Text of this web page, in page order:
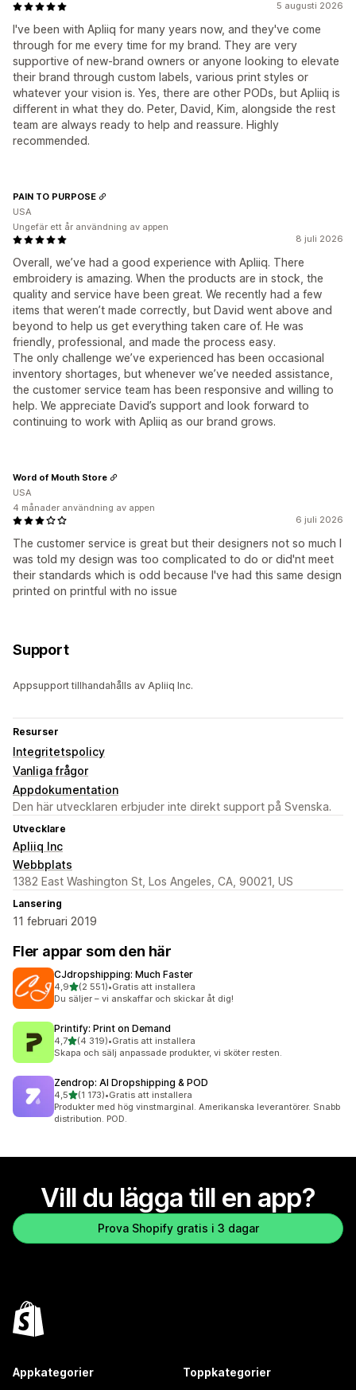
5 augusti 2026
I've been with Apliiq for many years now, and they've come
through for me every time for my brand. They are very
supportive of new-brand owners or anyone looking to elevate
their brand through custom labels, various print styles or
whatever your vision is. Yes, there are other PODs, but Apliiq is
different in what they do. Peter, David, Kim, alongside the rest
team are always ready to help and reassure. Highly
recommended.
8 juli 2026
Overall, we’ve had a good experience with Apliiq. There
embroidery is amazing. When the products are in stock, the
quality and service have been great. We recently had a few
items that weren’t made correctly, but David went above and
beyond to help us get everything taken care of. He was
friendly, professional, and made the process easy.
The only challenge we’ve experienced has been occasional
inventory shortages, but whenever we’ve needed assistance,
the customer service team has been responsive and willing to
help. We appreciate David’s support and look forward to
continuing to work with Apliiq as our brand grows.
PAIN TO PURPOSE
USA
Ungefär ett år användning av appen
6 juli 2026
The customer service is great but their designers not so much I
was told my design was too complicated to do or did'nt meet
their standards which is odd because I've had this same design
printed on printful with no issue
Word of Mouth Store
USA
4 månader användning av appen
Support
Appsupport tillhandahålls av Apliiq Inc.
Resurser
Integritetspolicy
Vanliga frågor
Appdokumentation
Den här utvecklaren erbjuder inte direkt support på Svenska.
Utvecklare
Apliiq Inc
Webbplats
1382 East Washington St, Los Angeles, CA, 90021, US
Lansering
11 februari 2019
Fler appar som den här
CJdropshipping: Much Faster
4,9av 5 stjärnor
(2 551)
2551 recensioner totalt
•Gratis att installera
Du säljer – vi anskaffar och skickar åt dig!
Printify: Print on Demand
4,7av 5 stjärnor
(4 319)
4319 recensioner totalt
•Gratis att installera
Skapa och sälj anpassade produkter, vi sköter resten.
Zendrop: AI Dropshipping & POD
4,5av 5 stjärnor
(1 173)
1173 recensioner totalt
•Gratis att installera
Produkter med hög vinstmarginal. Amerikanska leverantörer. Snabb
distribution. POD.
Vill du lägga till en app?
Prova Shopify gratis i 3 dagar
Appkategorier Toppkategorier